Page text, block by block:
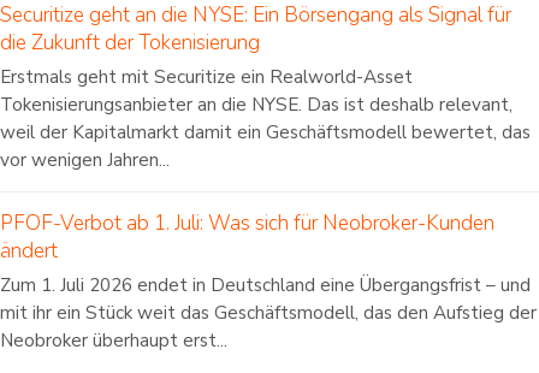
Securitize geht an die NYSE: Ein Börsengang als Signal für
die Zukunft der Tokenisierung
Erstmals geht mit Securitize ein Realworld-Asset
Tokenisierungsanbieter an die NYSE. Das ist deshalb relevant,
weil der Kapitalmarkt damit ein Geschäftsmodell bewertet, das
vor wenigen Jahren...
PFOF-Verbot ab 1. Juli: Was sich für Neobroker-Kunden
ändert
Zum 1. Juli 2026 endet in Deutschland eine Übergangsfrist – und
mit ihr ein Stück weit das Geschäftsmodell, das den Aufstieg der
Neobroker überhaupt erst...